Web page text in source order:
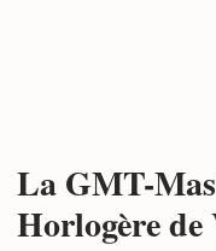
La GMT-
Horlogère de